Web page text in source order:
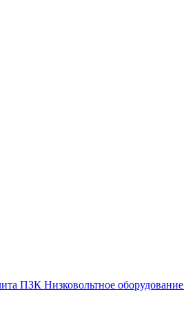
ПЗК Низковольтное оборудование